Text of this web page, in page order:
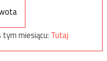
miesiącu: Tutaj